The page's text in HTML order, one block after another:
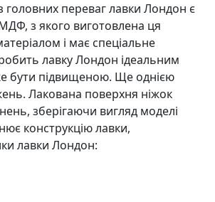
переваг лавки Лондон є
з якого виготовлена ця
і має спеціальне
лавку Лондон ідеальним
бути підвищеною. Ще однією
Лакована поверхня ніжок
зберігаючи вигляд моделі
конструкцію лавки,
лавки Лондон: